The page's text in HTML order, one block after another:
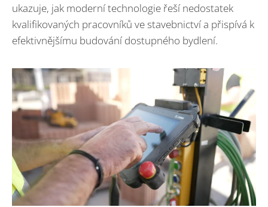
ukazuje, jak moderní technologie řeší nedostatek
kvalifikovaných pracovníků ve stavebnictví a přispívá k
efektivnějšímu budování dostupného bydlení.